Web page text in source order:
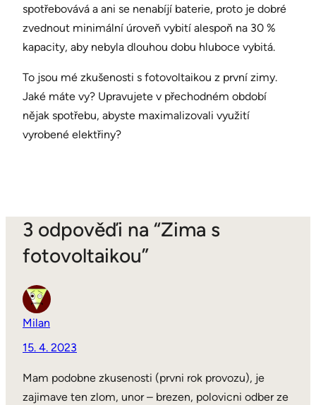
spotřebovává a ani se nenabíjí baterie, proto je dobré
zvednout minimální úroveň vybití alespoň na 30 %
kapacity, aby nebyla dlouhou dobu hluboce vybitá.
To jsou mé zkušenosti s fotovoltaikou z první zimy.
Jaké máte vy? Upravujete v přechodném období
nějak spotřebu, abyste maximalizovali využití
vyrobené elektřiny?
3 odpověďi na “Zima s
fotovoltaikou”
Milan
15. 4. 2023
Mam podobne zkusenosti (prvni rok provozu), je
zajimave ten zlom, unor – brezen, polovicni odber ze